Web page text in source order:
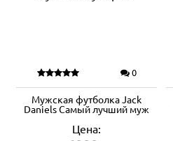
0
Мужская футболка Jack
Daniels Самый лучший муж
Цена: